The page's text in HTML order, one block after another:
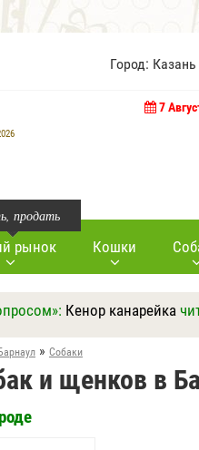
Город: Казань
7
продать
рынок Кошки
Кенор канарейка
Барнаул » Собаки
и щенков в